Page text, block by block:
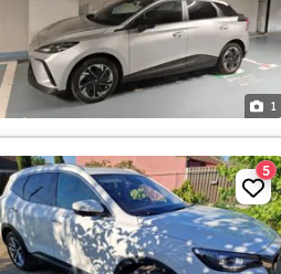
1
5